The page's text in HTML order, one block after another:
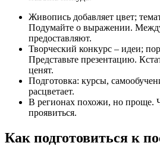
Живопись добавляет цвет;
Подумайте о выражении.
предоставляют.
Творческий конкурс – идеи;
Представьте презентацию.
ценят.
Подготовка: курсы,
расцветает.
В регионах похожи, но проще.
проявиться.
Как подготовиться к